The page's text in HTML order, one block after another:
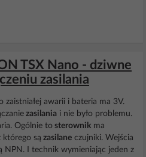
TSX Nano - dziwne
zasilania
zaistniałej awarii i bateria ma 3V.
zasilania i nie było problemu.
Ogólnie to sterownik ma
którego są zasilane czujniki. Wejścia
NPN. I technik wymieniając jeden z